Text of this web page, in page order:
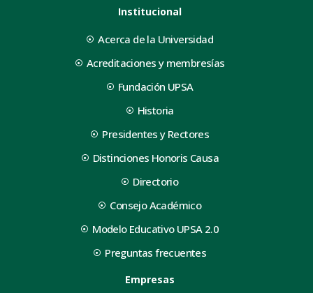
Institucional
Acerca de la Universidad
Acreditaciones y membresías
Fundación UPSA
Historia
Presidentes y Rectores
Distinciones Honoris Causa
Directorio
Consejo Académico
Modelo Educativo UPSA 2.0
Preguntas frecuentes
Empresas